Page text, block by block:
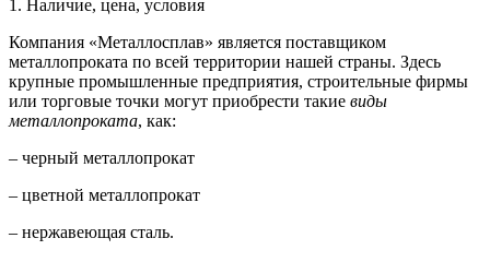
1. Наличие, цена, условия
Компания «Металлосплав» является поставщиком
металлопроката по всей территории нашей страны. Здесь
крупные промышленные предприятия, строительные фирмы
или торговые точки могут приобрести такие виды
металлопроката, как:
– черный металлопрокат
– цветной металлопрокат
– нержавеющая сталь.